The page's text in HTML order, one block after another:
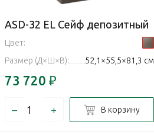
ASD-32 EL Сейф депозитный
Цвет:
Размер (Д×Ш×В):
52,1×55,5×81,3 см
73 720 ₽
– + В корзину